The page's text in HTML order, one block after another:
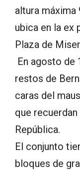
altura máxima
ubica en la ex
Plaza de
En agosto de
restos de
caras del
que
República.
El conjunto
bloques de